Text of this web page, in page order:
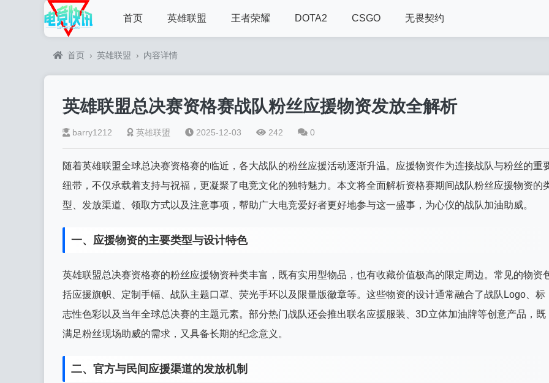
首页 英雄联盟 王者荣耀 DOTA2 CSGO 无畏契约
首页 › 英雄联盟 › 内容详情
英雄联盟总决赛资格赛战队粉丝应援物资发放全解析
barry1212 英雄联盟 2025-12-03 242 0
随着英雄联盟全球总决赛资格赛的临近，各大战队的粉丝应援活动逐渐升温。应援物资作为连接战队与粉丝的重
纽带，不仅承载着支持与祝福，更凝聚了电竞文化的独特魅力。本文将全面解析资格赛期间战队粉丝应援物资的
型、发放渠道、领取方式以及注意事项，帮助广大电竞爱好者更好地参与这一盛事，为心仪的战队加油助威。
一、应援物资的主要类型与设计特色
英雄联盟总决赛资格赛的粉丝应援物资种类丰富，既有实用型物品，也有收藏价值极高的限定周边。常见的物资
括应援旗帜、定制手幅、战队主题口罩、荧光手环以及限量版徽章等。这些物资的设计通常融合了战队Logo、标
志性色彩以及当年全球总决赛的主题元素。部分热门战队还会推出联名应援服装、3D立体加油牌等创意产品，既
满足粉丝现场助威的需求，又具备长期的纪念意义。
二、官方与民间应援渠道的发放机制